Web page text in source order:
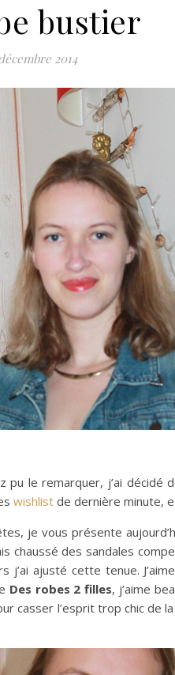
bustier
2014
le remarquer, j’ai
wishlist de dernière minute,
je vous présente
chaussé des sandales
ajusté cette tenue.
Des robes 2 filles, j’aime
casser l’esprit trop chic